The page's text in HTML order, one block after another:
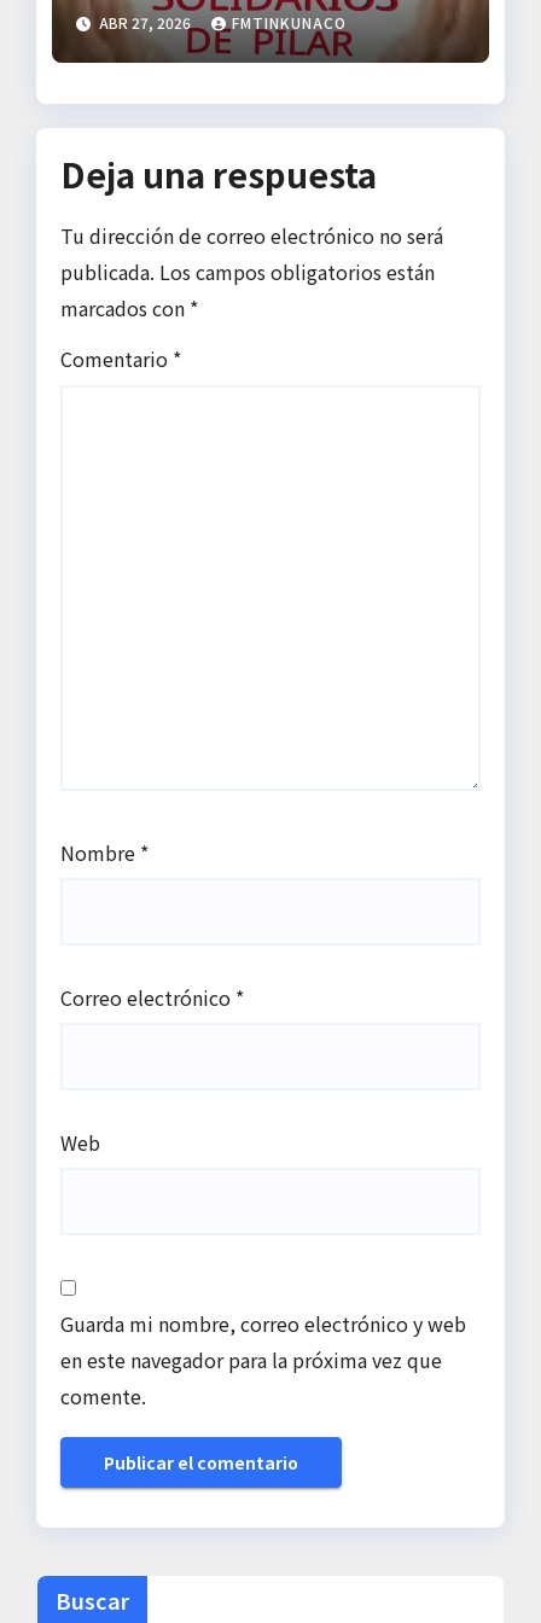
solidaria al Impenetrable
ABR 27, 2026 FMTINKUNACO
Deja una respuesta
Tu dirección de correo electrónico no será
publicada. Los campos obligatorios están
marcados con *
Comentario *
Nombre *
Correo electrónico *
Web
Guarda mi nombre, correo electrónico y web
en este navegador para la próxima vez que
comente.
Buscar